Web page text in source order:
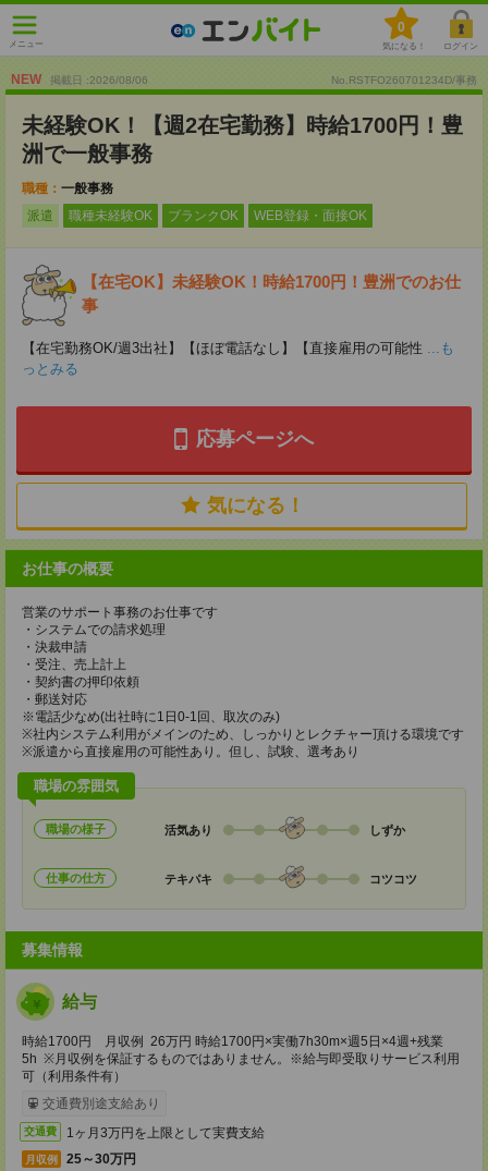
メニュー
0
気になる！ ログイン
NEW 掲載日 :2026/08/06 No.RSTFO260701234D/事務
未経験OK！【週2在宅勤務】時給1700円！豊
洲で一般事務
職種： 一般事務
派遣
職種未経験OK ブランクOK WEB登録・面接OK
【在宅OK】未経験OK！時給1700円！豊洲でのお仕
事
【在宅勤務OK/週3出社】【ほぼ電話なし】【直接雇用の可能性 ...も
っとみる
応募ページへ
気になる！
お仕事の概要
営業のサポート事務のお仕事です
・システムでの請求処理
・決裁申請
・受注、売上計上
・契約書の押印依頼
・郵送対応
※電話少なめ(出社時に1日0-1回、取次のみ)
※社内システム利用がメインのため、しっかりとレクチャー頂ける環境です
※派遣から直接雇用の可能性あり。但し、試験、選考あり
職場の雰囲気
職場の様子 活気あり しずか
仕事の仕方 テキパキ コツコツ
募集情報
給与
時給1700円 月収例 26万円 時給1700円×実働7h30m×週5日×4週+残業
5h ※月収例を保証するものではありません。※給与即受取りサービス利用
可（利用条件有）
交通費別途支給あり
交通費 1ヶ月3万円を上限として実費支給
月収例 25～30万円